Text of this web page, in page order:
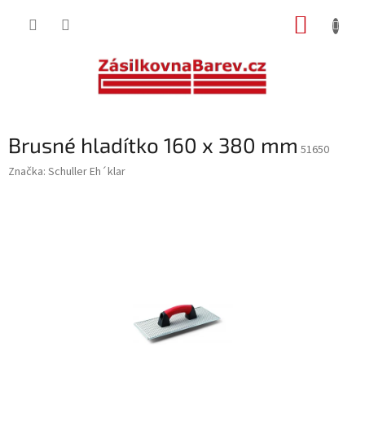
Brusné hladítko 160 x 380 mm 51650
Značka: Schuller Eh´klar